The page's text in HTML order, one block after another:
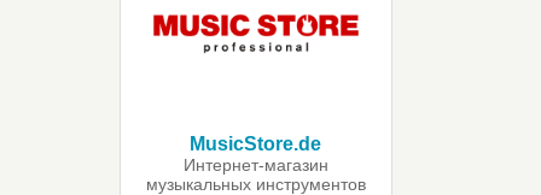
MusicStore.de
Интернет-магазин
музыкальных инструментов